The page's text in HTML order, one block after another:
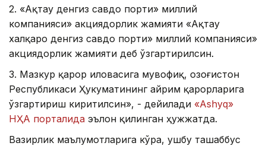
2. «Ақтау денгиз савдо порти» миллий
компанияси» акциядорлик жамияти «Ақтау
халқаро денгиз савдо порти» миллий компанияси»
акциядорлик жамияти деб ўзгартирилсин.
3. Мазкур қарор иловасига мувофиқ, Қозоғистон
Республикаси Ҳукуматининг айрим қарорларига
ўзгартириш киритилсин», - дейилади «Ashyq»
НҲА порталида эълон қилинган ҳужжатда.
Вазирлик маълумотларига кўра, ушбу ташаббус